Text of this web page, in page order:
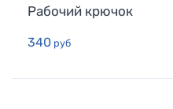
Рабочий крючок
340 руб